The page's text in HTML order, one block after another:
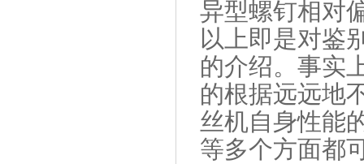
异型螺钉相对
以上即是对鉴
的介绍。事实
的根据远远地
丝机自身性能
等多个方面都